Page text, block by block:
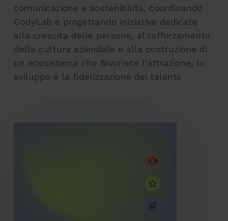
comunicazione e sostenibilità, coordinando
CodyLab e progettando iniziative dedicate
alla crescita delle persone, al rafforzamento
della cultura aziendale e alla costruzione di
un ecosistema che favorisce l'attrazione, lo
sviluppo e la fidelizzazione dei talenti.